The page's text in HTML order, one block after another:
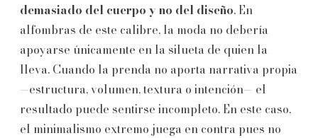
demasiado del cuerpo y no del diseño. En
alfombras de este calibre, la moda no debería
apoyarse únicamente en la silueta de quien la
lleva. Cuando la prenda no aporta narrativa propia
—estructura, volumen, textura o intención— el
resultado puede sentirse incompleto. En este caso,
el minimalismo extremo juega en contra pues no